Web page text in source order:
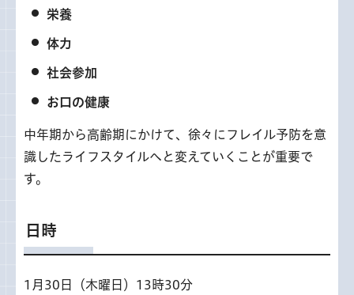
栄養
体力
社会参加
お口の健康
中年期から高齢期にかけて、徐々にフレイル予防を意
識したライフスタイルへと変えていくことが重要で
す。
日時
1月30日（木曜日）13時30分